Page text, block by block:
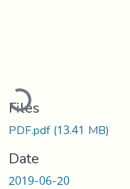
Files
PDF.pdf(13.41 MB)
Date
2019-06-20